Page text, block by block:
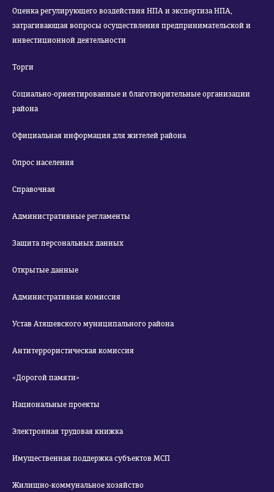
Оценка регулирующего воздействия НПА и экспертиза НПА,
затрагивающая вопросы осуществления предпринимательской и
инвестиционной деятельности
Торги
Социально-ориентированные и благотворительные организации
района
Официальная информация для жителей района
Опрос населения
Справочная
Административные регламенты
Защита персональных данных
Открытые данные
Административная комиссия
Устав Атяшевского муниципального района
Антитеррористическая комиссия
«Дорогой памяти»
Национальные проекты
Электронная трудовая книжка
Имущественная поддержка субъектов МСП
Жилищно-коммунальное хозяйство